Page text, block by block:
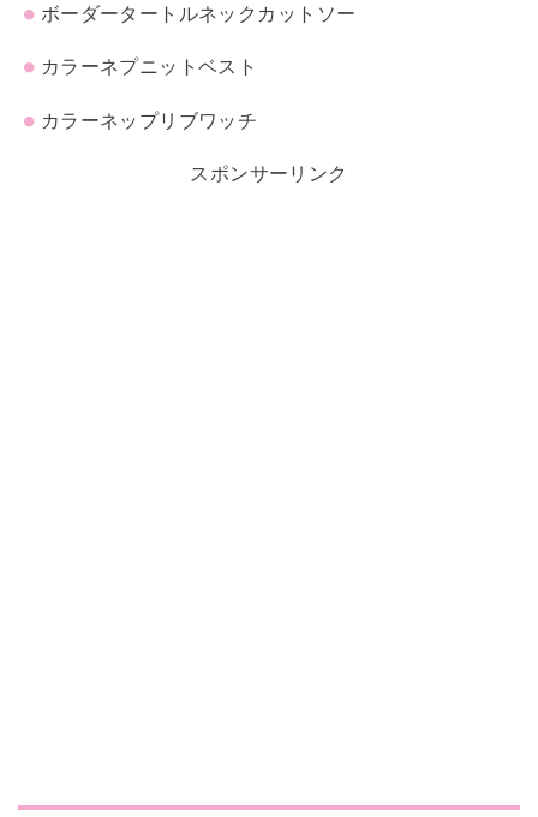
ボーダータートルネックカットソー
カラーネプニットベスト
カラーネップリブワッチ
スポンサーリンク